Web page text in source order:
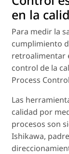
en la
Para medir la
cumplimiento
retroalimentar
control de la
Process
Las
calidad por
procesos son
Ishikawa,